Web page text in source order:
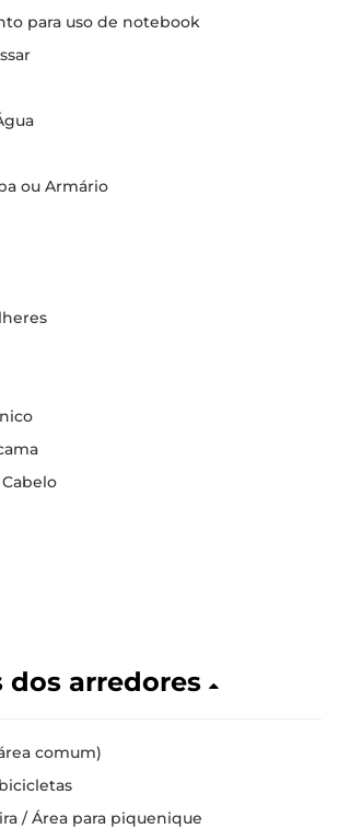
para uso de notebook
ou Armário
dos arredores
comum)
/ Área para piquenique